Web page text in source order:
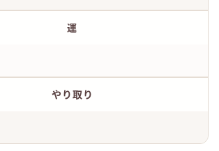
運
やり取り